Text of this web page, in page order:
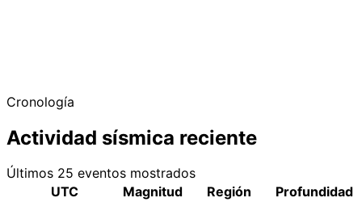
Cronología
Actividad sísmica reciente
Últimos 25 eventos mostrados
UTC
Magnitud Región
Profundidad